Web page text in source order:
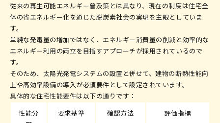
従来の再生可能エネルギー普及策とは異なり、現在の制度は住宅全
体の省エネルギー化を通じた脱炭素社会の実現を主眼としていま
す。
単純な発電量の増加ではなく、エネルギー消費量の削減と効率的な
エネルギー利用の両立を目指すアプローチが採用されているので
す。
そのため、太陽光発電システムの設置と併せて、建物の断熱性能向
上や高効率設備の導入が必須要件として設定されています。
具体的な住宅性能要件は以下の通りです：
性能分
要求基準 確認方法 評価指標